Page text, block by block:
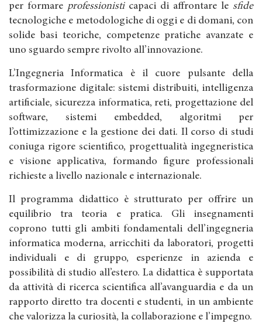
per formare professionisticapaci di affrontare le sfide
tecnologiche e metodologiche di oggi e di domani, con
solide basi teoriche, competenze pratiche avanzate e
uno sguardo sempre rivolto all’innovazione.
L’Ingegneria Informatica è il cuore pulsante della
trasformazione digitale: sistemi distribuiti, intelligenza
artificiale, sicurezza informatica, reti, progettazione del
software, sistemi embedded, algoritmi per
l’ottimizzazione e la gestione dei dati. Il corso di studi
coniuga rigore scientifico, progettualità ingegneristica
e visione applicativa, formando figure professionali
richieste a livello nazionale e internazionale.
Il programma didattico è strutturato per offrire un
equilibrio tra teoria e pratica. Gli insegnamenti
coprono tutti gli ambiti fondamentali dell’ingegneria
informatica moderna, arricchiti da laboratori, progetti
individuali e di gruppo, esperienze in azienda e
possibilità di studio all’estero. La didattica è supportata
da attività di ricerca scientifica all’avanguardia e da un
rapporto diretto tra docenti e studenti, in un ambiente
che valorizza la curiosità, la collaborazione e l’impegno.